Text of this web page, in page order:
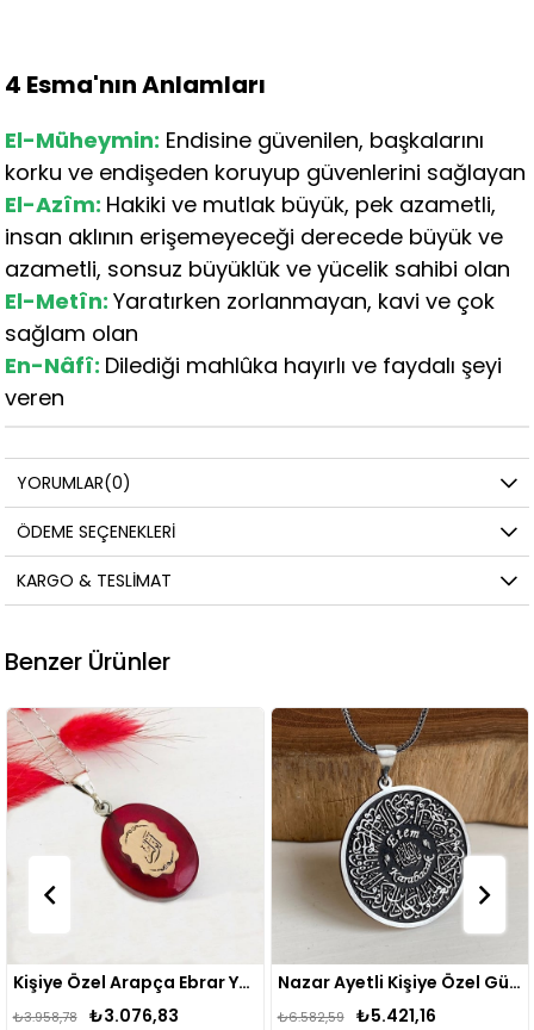
4 Esma'nın Anlamları
El-Müheymin: Endisine güvenilen, başkalarını
korku ve endişeden koruyup güvenlerini sağlayan
El-Azîm: Hakiki ve mutlak büyük, pek azametli,
insan aklının erişemeyeceği derecede büyük ve
azametli, sonsuz büyüklük ve yücelik sahibi olan
El-Metîn:Yaratırken zorlanmayan, kavi ve çok
sağlam olan
En-Nâfî: Dilediği mahlûka hayırlı ve faydalı şeyi
veren
YORUMLAR(0)
ÖDEME SEÇENEKLERI
KARGO & TESLIMAT
Benzer Ürünler
Kişiye Özel Arapça Ebrar Yazılı Kehribar Taşlı Kolye
Nazar Ayetli Kişiye Özel Gümüş Kolye
₺5.421,16
₺6.582,59 ₺7.515,50